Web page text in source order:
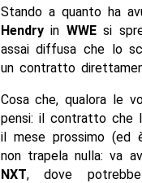
Stando a quanto ha
Hendryin WWEsi
assai diffusa che lo
un contratto
Cosa che, qualora le
pensi: il contratto che
il mese prossimo (ed
non trapela nulla: va
NXT, dove